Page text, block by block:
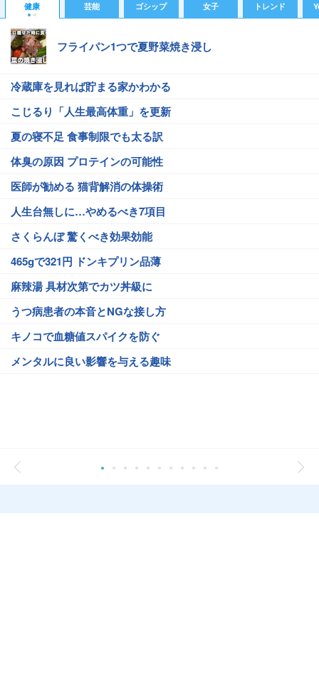
健康 芸能 ゴシップ 女子 トレンド
フライパン1つで夏野菜焼き浸し
冷蔵庫を見れば貯まる家かわかる
こじるり「人生最高体重」を更新
夏の寝不足 食事制限でも太る訳
体臭の原因 プロテインの可能性
医師が勧める 猫背解消の体操術
人生台無しに…やめるべき7項目
さくらんぼ 驚くべき効果効能
465gで321円 ドンキプリン品薄
麻辣湯 具材次第でカツ丼級に
うつ病患者の本音とNGな接し方
キノコで血糖値スパイクを防ぐ
メンタルに良い影響を与える趣味